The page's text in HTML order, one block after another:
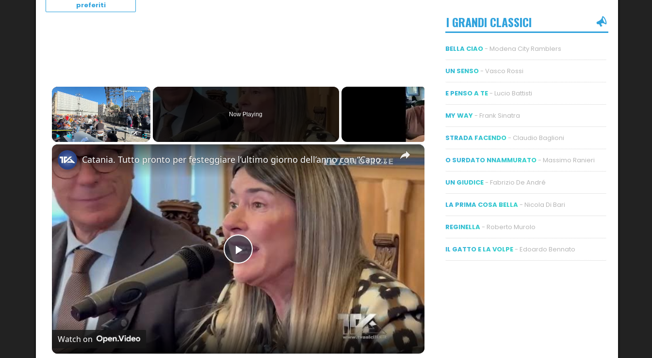
preferiti
×
Now Playing
×
Play
Video
Catania. Tutto pronto per festeggiare l’ultimo giorno dell’anno con “Capodanno in Musica” in dirett
Watch on
I GRANDI CLASSICI
BELLA CIAO - Modena City Ramblers
UN SENSO - Vasco Rossi
E PENSO A TE - Lucio Battisti
MY WAY - Frank Sinatra
STRADA FACENDO - Claudio Baglioni
O SURDATO NNAMMURATO - Massimo Ranieri
UN GIUDICE - Fabrizio De André
LA PRIMA COSA BELLA - Nicola Di Bari
REGINELLA - Roberto Murolo
IL GATTO E LA VOLPE - Edoardo Bennato